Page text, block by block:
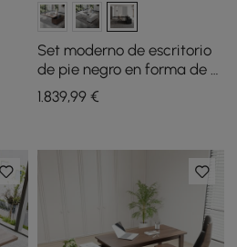
Set moderno de escritorio
de pie negro en forma de L
y silla de escritorio de
cuero, color caqui (1815
1.839,99€